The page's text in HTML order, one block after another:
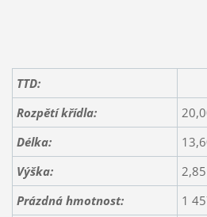
TTD:
Rozpětí křídla:
Délka:
Výška:
Prázdná hmotnost:
1